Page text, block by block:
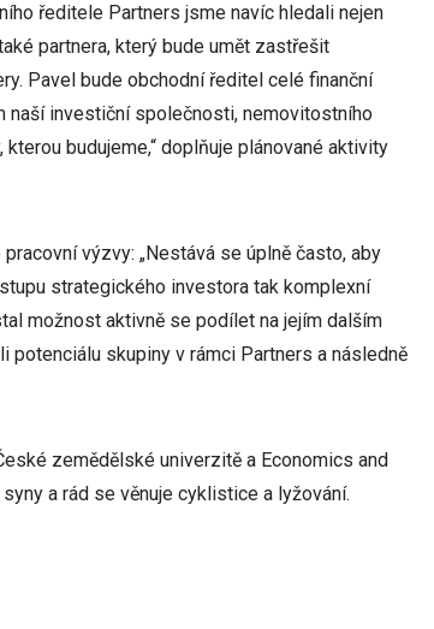
ředitele Partners jsme navíc hledali nejen
partnera, který bude umět zastřešit
Pavel bude obchodní ředitel celé finanční
naší investiční společnosti, nemovitostního
budujeme,“ doplňuje plánované aktivity
výzvy: „Nestává se úplně často, aby
strategického investora tak komplexní
možnost aktivně se podílet na jejím dalším
potenciálu skupiny v rámci Partners a následně
zemědělské univerzitě a Economics and
a rád se věnuje cyklistice a lyžování.